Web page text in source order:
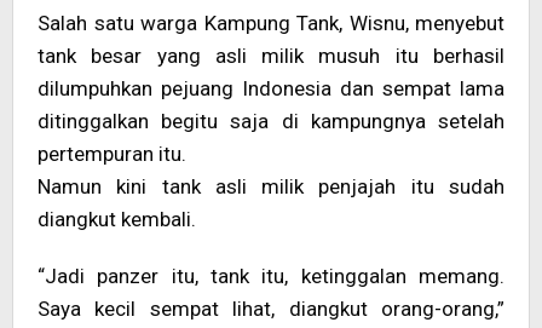
Salah satu warga Kampung Tank, Wisnu, menyebut
tank besar yang asli milik musuh itu berhasil
dilumpuhkan pejuang Indonesia dan sempat lama
ditinggalkan begitu saja di kampungnya setelah
pertempuran itu.
Namun kini tank asli milik penjajah itu sudah
diangkut kembali.
“Jadi panzer itu, tank itu, ketinggalan memang.
Saya kecil sempat lihat, diangkut orang-orang,”